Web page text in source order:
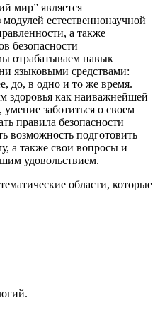
мир” является
естественнонаучной
а также
безопасности
отрабатываем навык
языковыми средствами:
до, в одно и то же время.
здоровья как наиважнейшей
заботиться о своем
правила безопасности
возможность подготовить
а также свои вопросы и
удовольствием.
области, которые